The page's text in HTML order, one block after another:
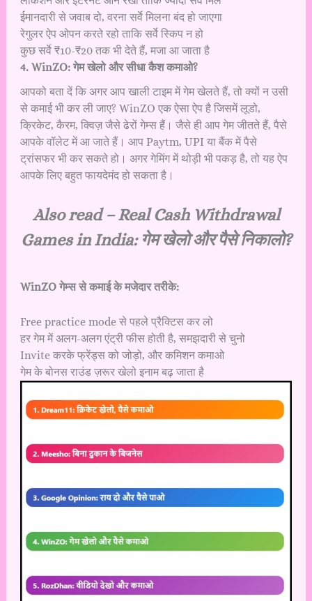
ईमानदारी से जवाब दो, वरना सर्वे मिलना बंद हो जाएगा
रेगुलर ऐप ओपन करते रहो ताकि सर्वे स्किप न हो
कुछ सर्वे ₹10-₹20 तक भी देते हैं, मजा आ जाता है
4️. WinZO: गेम खेलो और सीधा कैश कमाओ?
आपको बता दें कि अगर आप खाली टाइम में गेम खेलते हैं, तो क्यों न उसी
से कमाई भी कर ली जाए? WinZO एक ऐसा ऐप है जिसमें लूडो,
क्रिकेट, कैरम, क्विज़ जैसे ढेरों गेम्स हैं। जैसे ही आप गेम जीतते हैं, पैसे
आपके वॉलेट में आ जाते हैं। आप Paytm, UPI या बैंक में पैसे
ट्रांसफर भी कर सकते हो। अगर गेमिंग में थोड़ी भी पकड़ है, तो यह ऐप
आपके लिए बहुत फायदेमंद हो सकता है।
Also read –Real Cash Withdrawal
Games in India: गेम खेलो और पैसे निकालो?
WinZO गेम्स से कमाई के मजेदार तरीके:
Free practice mode से पहले प्रैक्टिस कर लो
हर गेम में अलग-अलग एंट्री फीस होती है, समझदारी से चुनो
Invite करके फ्रेंड्स को जोड़ो, और कमिशन कमाओ
गेम के बोनस राउंड ज़रूर खेलो इनाम बढ़ जाता है